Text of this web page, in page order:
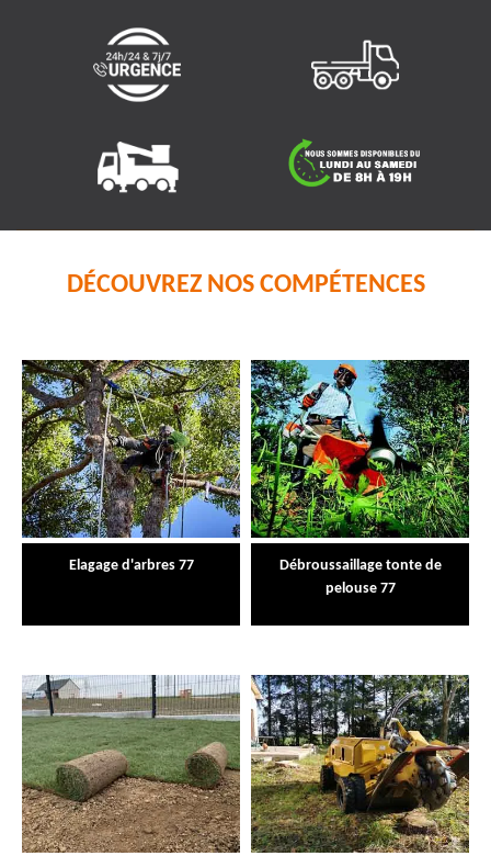
DÉCOUVREZ NOS COMPÉTENCES
Elagage d'arbres 77
Débroussaillage tonte de
pelouse 77